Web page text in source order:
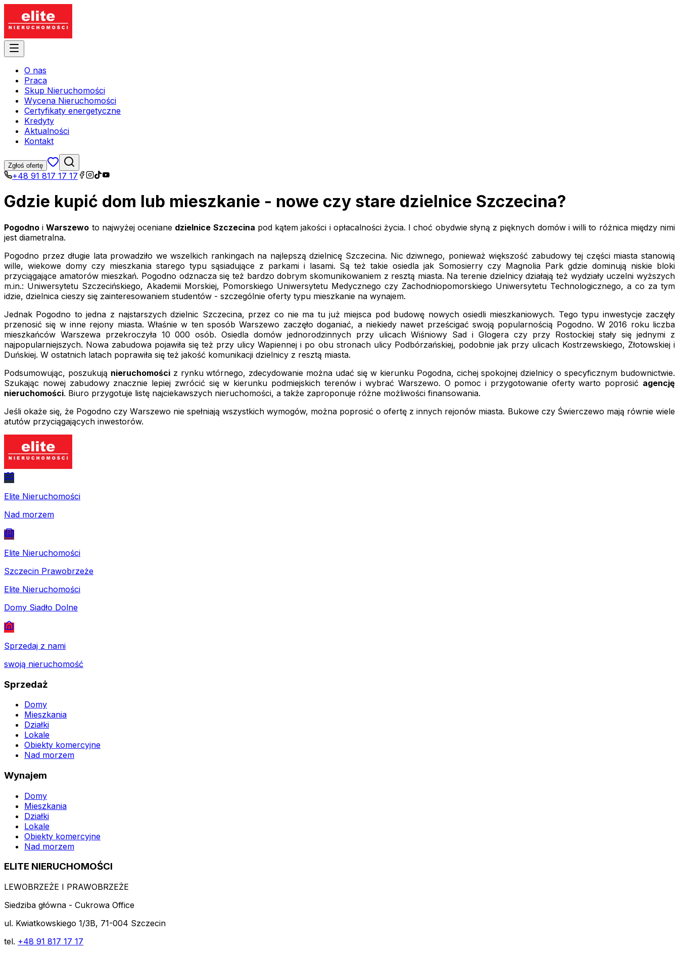
O nas
Praca
Skup Nieruchomości
Wycena Nieruchomości
Certyfikaty energetyczne
Kredyty
Aktualności
Kontakt
Zgłoś ofertę
+48 91 817 17 17
Gdzie kupić dom lub mieszkanie - nowe czy stare dzielnice Szczecina?
Pogodno iWarszewo to najwyżej oceniane dzielnice Szczecina pod kątem jakości i opłacalności życia. I choć obydwie słyną z pięknych domów i willi to różnica między nimi
jest diametralna.
Pogodno przez długie lata prowadziło we wszelkich rankingach na najlepszą dzielnicę Szczecina. Nic dziwnego, ponieważ większość zabudowy tej części miasta stanowią
wille, wiekowe domy czy mieszkania starego typu sąsiadujące z parkami i lasami. Są też takie osiedla jak Somosierry czy Magnolia Park gdzie dominują niskie bloki
przyciągające amatorów mieszkań. Pogodno odznacza się też bardzo dobrym skomunikowaniem z resztą miasta. Na terenie dzielnicy działają też wydziały uczelni wyższych
m.in.: Uniwersytetu Szczecińskiego, Akademii Morskiej, Pomorskiego Uniwersytetu Medycznego czy Zachodniopomorskiego Uniwersytetu Technologicznego, a co za tym
idzie, dzielnica cieszy się zainteresowaniem studentów - szczególnie oferty typu mieszkanie na wynajem.
Jednak Pogodno to jedna z najstarszych dzielnic Szczecina, przez co nie ma tu już miejsca pod budowę nowych osiedli mieszkaniowych. Tego typu inwestycje zaczęły
przenosić się w inne rejony miasta. Właśnie w ten sposób Warszewo zaczęło doganiać, a niekiedy nawet prześcigać swoją popularnością Pogodno. W 2016 roku liczba
mieszkańców Warszewa przekroczyła 10 000 osób. Osiedla domów jednorodzinnych przy ulicach Wiśniowy Sad i Glogera czy przy Rostockiej stały się jednymi z
najpopularniejszych. Nowa zabudowa pojawiła się też przy ulicy Wapiennej i po obu stronach ulicy Podbórzańskiej, podobnie jak przy ulicach Kostrzewskiego, Złotowskiej i
Duńskiej. W ostatnich latach poprawiła się też jakość komunikacji dzielnicy z resztą miasta.
Podsumowując, poszukują nieruchomościz rynku wtórnego, zdecydowanie można udać się w kierunku Pogodna, cichej spokojnej dzielnicy o specyficznym budownictwie.
Szukając nowej zabudowy znacznie lepiej zwrócić się w kierunku podmiejskich terenów i wybrać Warszewo. O pomoc i przygotowanie oferty warto poprosić agencję
nieruchomości. Biuro przygotuje listę najciekawszych nieruchomości, a także zaproponuje różne możliwości finansowania.
Jeśli okaże się, że Pogodno czy Warszewo nie spełniają wszystkich wymogów, można poprosić o ofertę z innych rejonów miasta. Bukowe czy Świerczewo mają równie wiele
atutów przyciągających inwestorów.
Elite Nieruchomości
Nad morzem
Elite Nieruchomości
Szczecin Prawobrzeże
Elite Nieruchomości
Domy Siadło Dolne
Sprzedaj z nami
swoją nieruchomość
Sprzedaż
Domy
Mieszkania
Działki
Lokale
Obiekty komercyjne
Nad morzem
Wynajem
Domy
Mieszkania
Działki
Lokale
Obiekty komercyjne
Nad morzem
ELITE NIERUCHOMOŚCI
LEWOBRZEŻE I PRAWOBRZEŻE
Siedziba główna - Cukrowa Office
ul. Kwiatkowskiego 1/3B, 71-004 Szczecin
tel. +48 91 817 17 17